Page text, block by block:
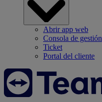
Abrir app web
Consola de gestión
Ticket
Portal del cliente